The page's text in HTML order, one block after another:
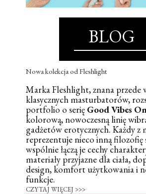
BLOG
Nowa kolekcja od Fleshlight
Marka Fleshlight, znana przede
klasycznych masturbatorów,
portfolio o serię Good Vibes
kolorową, nowoczesną linię
gadżetów erotycznych. Każdy z
reprezentuje nieco inną filozofię
wspólnie łączą je cechy
materiały przyjazne dla ciała,
design, komfort użytkowania i
funkcje.
CZYTAJ WIĘCEJ >>>